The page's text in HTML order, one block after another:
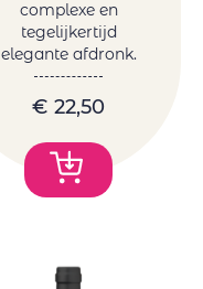
complexe en
tegelijkertijd
elegante afdronk.
€ 22,50